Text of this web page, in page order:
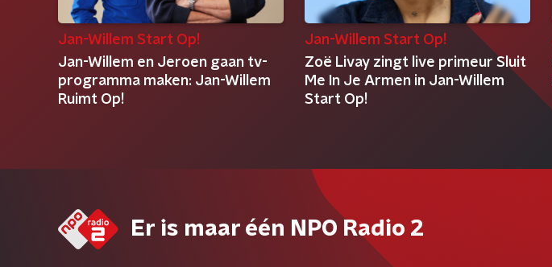
Jan-Willem Start Op!
Jan-Willem en Jeroen gaan tv-
programma maken: Jan-Willem
Ruimt Op!
Jan-Willem Start Op!
Zoë Livay zingt live primeur Sluit
Me In Je Armen in Jan-Willem
Start Op!
Er is maar één NPO Radio 2